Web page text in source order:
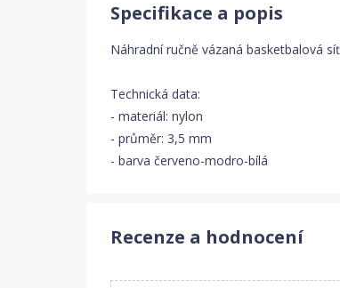
Specifikace a popis
Náhradní ručně vázaná basketbalová
Technická data:
- materiál: nylon
- průměr: 3,5 mm
- barva červeno-modro-bílá
Recenze a hodnocení